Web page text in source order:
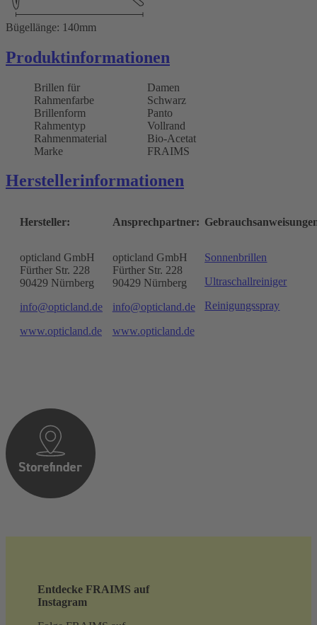
Bügellänge: 140mm
Produktinformationen
Brillen für
Damen
Rahmenfarbe
Schwarz
Brillenform
Panto
Rahmentyp
Vollrand
Rahmenmaterial
Bio-Acetat
Marke
FRAIMS
Herstellerinformationen
Hersteller:
opticland GmbH
Fürther Str. 228
90429 Nürnberg
info@opticland.de
www.opticland.de
Ansprechpartner:
opticland GmbH
Fürther Str. 228
90429 Nürnberg
info@opticland.de
www.opticland.de
Sonnenbrillen
Ultraschallreiniger
Reinigungsspray
Entdecke FRAIMS auf
Instagram